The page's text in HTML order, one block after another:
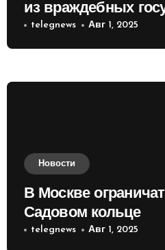
из враждебных
приобретать валюту
telegnews Авг 1, 2025
Новости
В Москве
Садовом кольце
telegnews Авг 1, 2025